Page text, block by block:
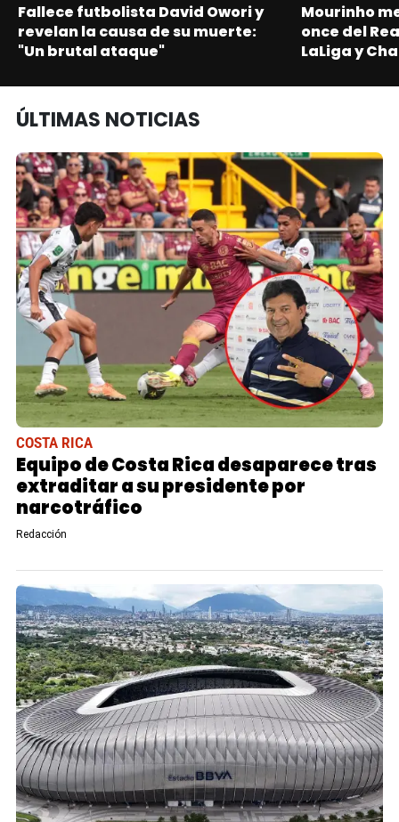
Fallece futbolista David Owori y
revelan la causa de su muerte:
"Un brutal ataque"
Mourinho
once del
LaLiga y
ÚLTIMAS NOTICIAS
COSTA RICA
Equipo de Costa Rica desaparece tras
extraditar a su presidente por
narcotráfico
Redacción